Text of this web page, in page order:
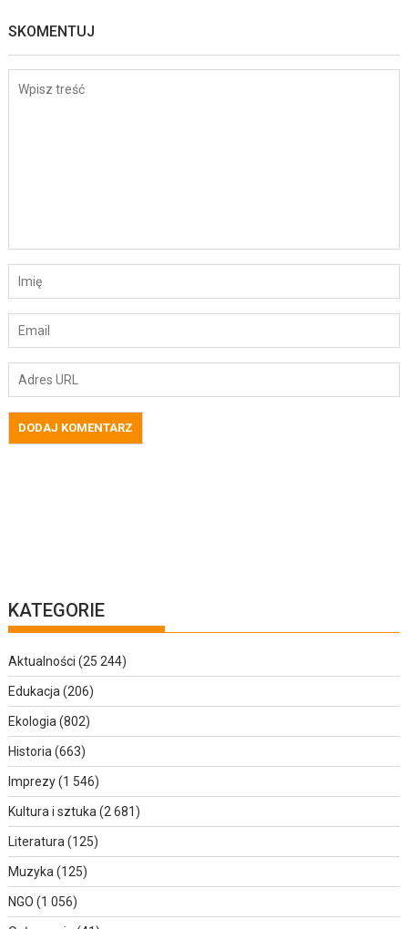
SKOMENTUJ
KATEGORIE
Aktualności (25 244)
Edukacja (206)
Ekologia (802)
Historia (663)
Imprezy(1 546)
Kultura i sztuka (2 681)
Literatura (125)
Muzyka (125)
NGO (1 056)